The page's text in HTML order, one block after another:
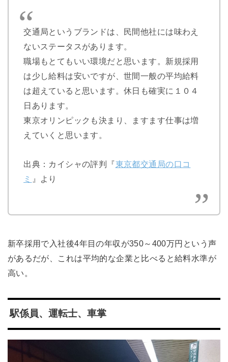
交通局というブランドは、民間他社には味わえ
ないステータスがあります。
職場もとてもいい環境だと思います。新規採用
は少し給料は安いですが、世間一般の平均給料
は超えていると思います。休日も確実に１０４
日あります。
東京オリンピックも決まり、ますます仕事は増
えていくと思います。
出典：カイシャの評判『東京都交通局の口コ
ミ 』より
新卒採用で入社後4年目の年収が350～400万円という声
があるだが、これは平均的な企業と比べると給料水準が
高い。
駅係員、運転士、車掌